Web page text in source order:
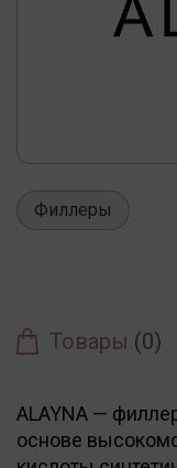
Филлеры
Товары (0)
ALAYNA —
основе